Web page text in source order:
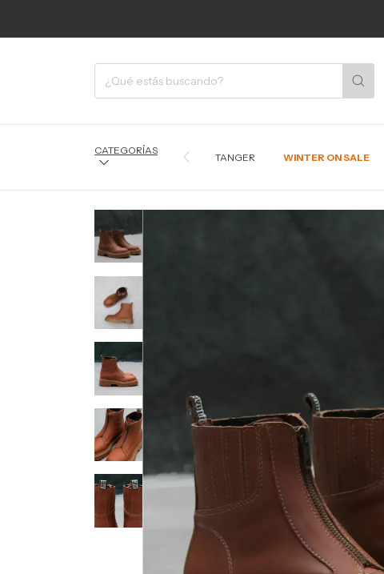
CATEGORÍAS
TANGER WINTER ON SALE